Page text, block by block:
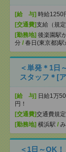
[給 与] 時給1250
[交通費]支給（規定
[勤務地] 後楽園駅
分 / 春日(東京都)
＜単発＊1日
スタッフ＊[
[給 与] 日給1万
円！
[交通費]交通費規
[勤務地] 横浜駅 /
＜1日～OK